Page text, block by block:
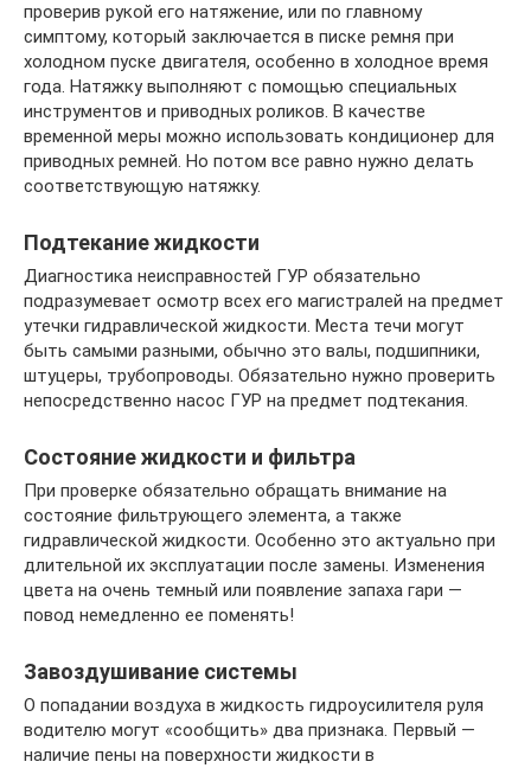
проверив рукой его натяжение, или по главному
симптому, который заключается в писке ремня при
холодном пуске двигателя, особенно в холодное время
года. Натяжку выполняют с помощью специальных
инструментов и приводных роликов. В качестве
временной меры можно использовать кондиционер для
приводных ремней. Но потом все равно нужно делать
соответствующую натяжку.
Подтекание жидкости
Диагностика неисправностей ГУР обязательно
подразумевает осмотр всех его магистралей на предмет
утечки гидравлической жидкости. Места течи могут
быть самыми разными, обычно это валы, подшипники,
штуцеры, трубопроводы. Обязательно нужно проверить
непосредственно насос ГУР на предмет подтекания.
Состояние жидкости и фильтра
При проверке обязательно обращать внимание на
состояние фильтрующего элемента, а также
гидравлической жидкости. Особенно это актуально при
длительной их эксплуатации после замены. Изменения
цвета на очень темный или появление запаха гари —
повод немедленно ее поменять!
Завоздушивание системы
О попадании воздуха в жидкость гидроусилителя руля
водителю могут «сообщить» два признака. Первый —
наличие пены на поверхности жидкости в